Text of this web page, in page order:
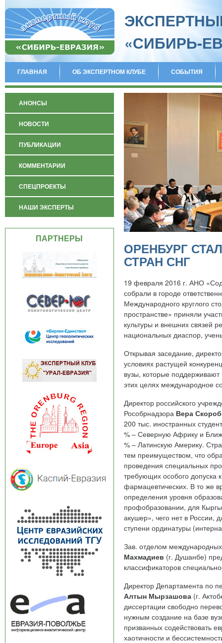
«СИБИРЬ-
ГЛАВНАЯ ОБ ЭКСПЕРТНОМ КЛУБЕ СОБЫТИЯ
АНОНСЫ
НОВОСТИ
ПУБЛИКАЦИИ
КОММЕНТАРИИ
СПЕЦПРОЕКТЫ
НАШИ ЭКСПЕРТЫ
ПАРТНЕРЫ
ОРЕНБУРГ
СТРАН СНГ
19 февраля 2016 г. АНО
собрали в городе
Международного круглого
пространстве» приняли
культуры и внешних связей
национальных диаспор,
Открывая заседание,
условиях растущей
вузы, которые
этих целях международное
Директор российского
Рособрнадзора Вера
200 тыс. иностранных
% – Северную Африку и
% – Латинскую Америку.
тем преимуществом, что
проведения специальных
требующих особого допуска
фармацевтических. В то же
определения уровня
профобразовании, для
акушер», чего нет в России,
ступени ординатуры
Зав. отделом
Махмадиев (г. Душанбе)
классификаторов
Директор Департамента по
Алтын Мырзашова (г.
диссертации свободно
нужным создание на базе
призванных содействовать
хаотичности и